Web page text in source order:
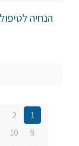
הנחיה
1
2
9
10